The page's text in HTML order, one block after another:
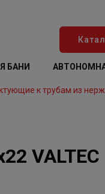
БАНИ
к трубам из
VALTEC